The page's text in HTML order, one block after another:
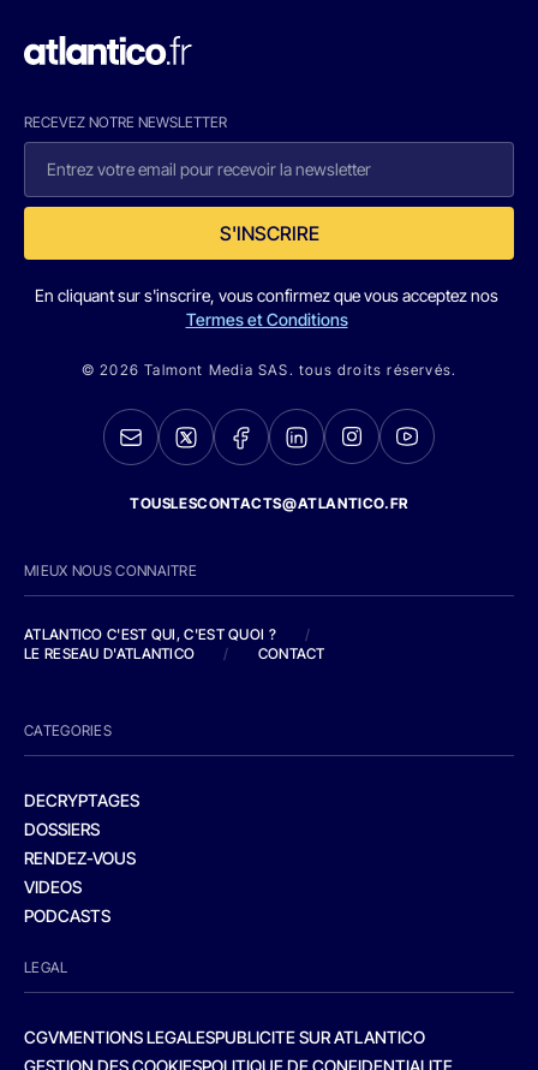
RECEVEZ NOTRE NEWSLETTER
S'INSCRIRE
En cliquant sur s'inscrire, vous confirmez que vous acceptez nos
Termes et Conditions
© 2026 Talmont Media SAS. tous droits réservés.
TOUSLESCONTACTS@ATLANTICO.FR
MIEUX NOUS CONNAITRE
ATLANTICO C'EST QUI, C'EST QUOI ?
/
LE RESEAU D'ATLANTICO
/ CONTACT
CATEGORIES
DECRYPTAGES
DOSSIERS
RENDEZ-VOUS
VIDEOS
PODCASTS
LEGAL
CGVMENTIONS LEGALESPUBLICITE SUR ATLANTICO
GESTION DES COOKIESPOLITIQUE DE CONFIDENTIALITE